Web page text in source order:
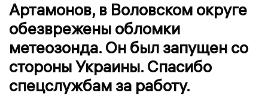
Артамонов, в Воловском округе
обезврежены обломки
метеозонда. Он был запущен со
стороны Украины. Спасибо
спецслужбам за работу.